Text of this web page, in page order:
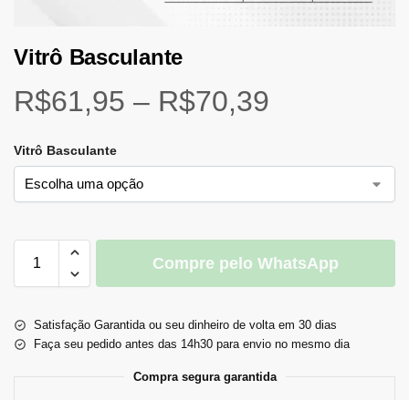
Vitrô Basculante
R$61,95 – R$70,39
Vitrô Basculante
Compre pelo WhatsApp
Satisfação Garantida ou seu dinheiro de volta em 30 dias
Faça seu pedido antes das 14h30 para envio no mesmo dia
Compra segura garantida